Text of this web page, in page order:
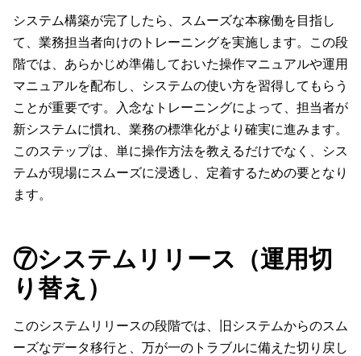
システム構築が完了したら、スムーズな本稼働を目指し
て、業務担当者向けのトレーニングを実施します。この段
階では、あらかじめ準備しておいた操作マニュアルや運用
マニュアルを配布し、システムの使い方を習得してもらう
ことが重要です。入念なトレーニングによって、担当者が
新システムに慣れ、業務の標準化がより確実に進みます。
このステップは、単に操作方法を教えるだけでなく、シス
テムが現場にスムーズに浸透し、定着するための要となり
ます。
⑦システムリリース（運用切
り替え）
このシステムリリースの段階では、旧システムからのスム
ーズなデータ移行と、万が一のトラブルに備えた切り戻し